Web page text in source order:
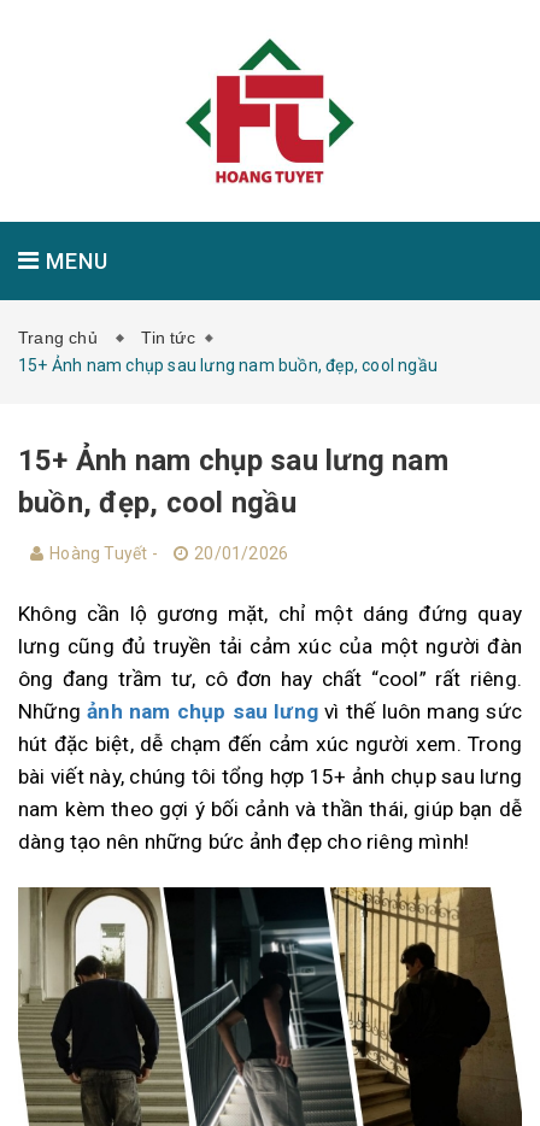
MENU
GIỚI THIỆU SẢN PHẨM TIN TỨC
LIÊN HỆ
Trang chủ
Tin tức
15+ Ảnh nam chụp sau lưng nam buồn, đẹp, cool ngầu
15+ Ảnh nam chụp sau lưng nam
buồn, đẹp, cool ngầu
Hoàng Tuyết - 20/01/2026
Không cần lộ gương mặt, chỉ một dáng đứng quay
lưng cũng đủ truyền tải cảm xúc của một người đàn
ông đang trầm tư, cô đơn hay chất “cool” rất riêng.
Nhữngảnh nam chụp sau lưng vì thế luôn mang sức
hút đặc biệt, dễ chạm đến cảm xúc người xem. Trong
bài viết này, chúng tôi tổng hợp 15+ ảnh chụp sau lưng
nam kèm theo gợi ý bối cảnh và thần thái, giúp bạn dễ
dàng tạo nên những bức ảnh đẹp cho riêng mình!